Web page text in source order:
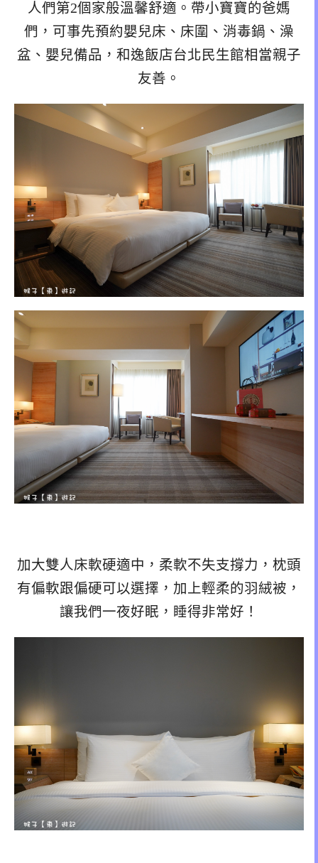
人們第2個家般溫馨舒適。帶小寶寶的爸媽
們，可事先預約嬰兒床、床圍、消毒鍋、澡
盆、嬰兒備品，和逸飯店台北民生館相當親子
友善。
加大雙人床軟硬適中，柔軟不失支撐力，枕頭
有偏軟跟偏硬可以選擇，加上輕柔的羽絨被，
讓我們一夜好眠，睡得非常好！